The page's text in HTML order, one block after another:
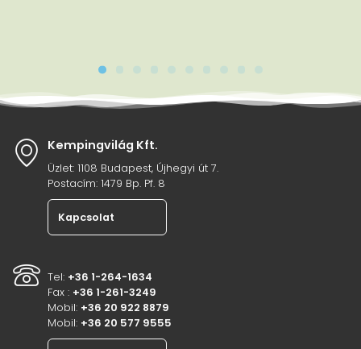
Kempingvilág Kft.
Üzlet: 1108 Budapest, Újhegyi út 7.
Postacím: 1479 Bp. Pf. 8
Kapcsolat
Tel: +36 1-264-1634
Fax : +36 1-261-3249
Mobil: +36 20 922 8879
Mobil: +36 20 577 9555